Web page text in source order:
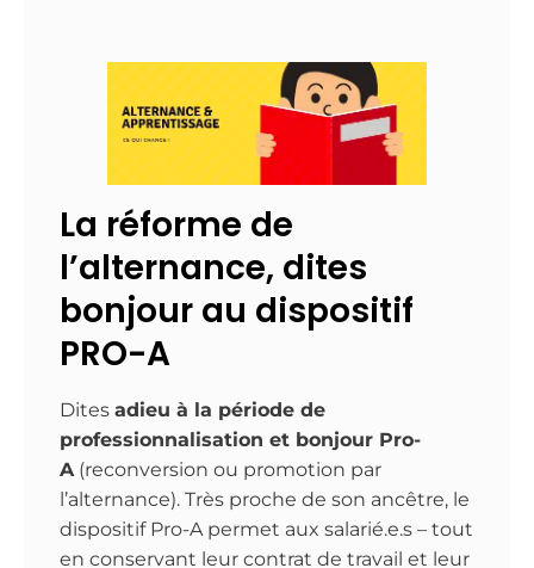
La réforme de
l’alternance, dites
bonjour au dispositif
PRO-A
Dites adieu à la période de
professionnalisation et bonjour Pro-
A(reconversion ou promotion par
l’alternance). Très proche de son ancêtre, le
dispositif Pro-A permet aux salarié.e.s – tout
en conservant leur contrat de travail et leur